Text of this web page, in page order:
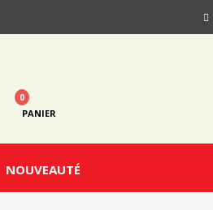
PANIER
0
NOUVEAUTÉ